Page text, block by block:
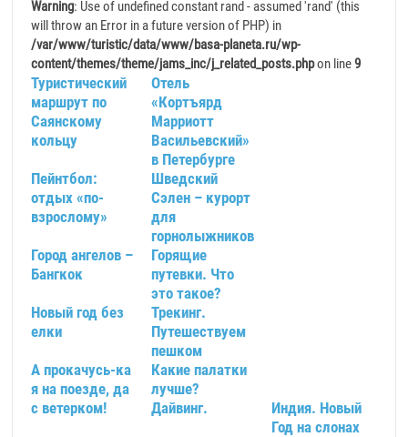
Warning: Use of undefined constant rand - assumed 'rand' (this
will throw an Error in a future version of PHP) in
/var/www/turistic/data/www/basa-planeta.ru/wp-
content/themes/theme/jams_inc/j_related_posts.phpon line9
Туристический
маршрут по
Саянскому
кольцу
Отель
«Кортъярд
Марриотт
Васильевский»
в Петербурге
Пейнтбол:
отдых «по-
взрослому»
Шведский
Сэлен – курорт
для
горнолыжников
Город ангелов –
Бангкок
Горящие
путевки. Что
это такое?
Новый год без
елки
Трекинг.
Путешествуем
пешком
А прокачусь-ка
я на поезде, да
с ветерком!
Какие палатки
лучше?
Дайвинг.
Индия. Новый
Год на слонах